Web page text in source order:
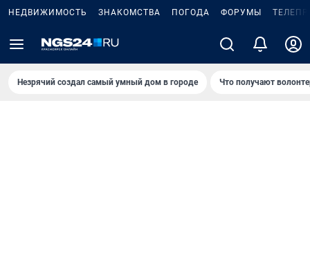
НЕДВИЖИМОСТЬ ЗНАКОМСТВА ПОГОДА ФОРУМЫ
Незрячий создал самый умный дом в городе Что получают